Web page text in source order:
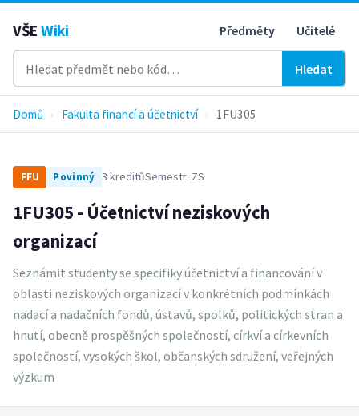
VŠE Wiki Předměty Učitelé
Hledat
Domů › Fakulta financí a účetnictví › 1FU305
FFU Povinný 3 kreditůSemestr: ZS
1FU305 - Účetnictví neziskových
organizací
Seznámit studenty se specifiky účetnictví a financování v
oblasti neziskových organizací v konkrétních podmínkách
nadací a nadačních fondů, ústavů, spolků, politických stran a
hnutí, obecně prospěšných společností, církví a církevních
společností, vysokých škol, občanských sdružení, veřejných
výzkum